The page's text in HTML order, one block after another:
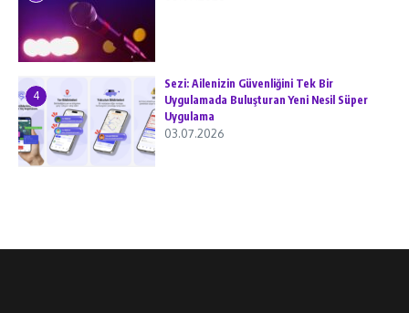
4
Sezi: Ailenizin Güvenliğini Tek Bir
Uygulamada Buluşturan Yeni Nesil Süper
Uygulama
03.07.2026